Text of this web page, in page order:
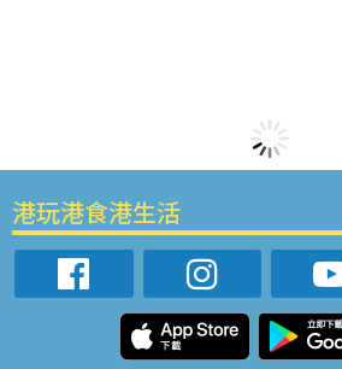
港玩港食港生活